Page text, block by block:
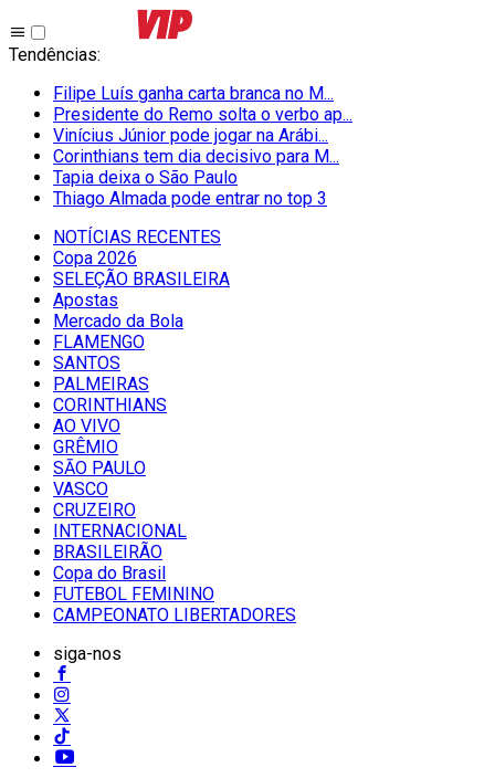
Tendências:
Filipe Luís ganha carta branca no M...
Presidente do Remo solta o verbo ap...
Vinícius Júnior pode jogar na Arábi...
Corinthians tem dia decisivo para M...
Tapia deixa o São Paulo
Thiago Almada pode entrar no top 3
NOTÍCIAS RECENTES
Copa 2026
SELEÇÃO BRASILEIRA
Apostas
Mercado da Bola
FLAMENGO
SANTOS
PALMEIRAS
CORINTHIANS
AO VIVO
GRÊMIO
SĀO PAULO
VASCO
CRUZEIRO
INTERNACIONAL
BRASILEIRÃO
Copa do Brasil
FUTEBOL FEMININO
CAMPEONATO LIBERTADORES
siga-nos